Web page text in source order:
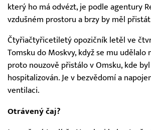
který ho má odvézt, je podle agentury
vzdušném prostoru a brzy by měl
Čtyřiačtyřicetiletý opozičník letěl ve
Tomsku do Moskvy, když se mu udělalo
proto nouzově přistálo v Omsku, kde
hospitalizován. Je v bezvědomí a
ventilaci.
Otrávený čaj?